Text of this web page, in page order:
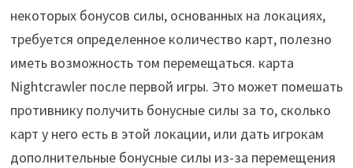
некоторых бонусов силы, основанных на локациях,
требуется определенное количество карт, полезно
иметь возможность том перемещаться. карта
Nightcrawler после первой игры. Это может помешать
противнику получить бонусные силы за то, сколько
карт у него есть в этой локации, или дать игрокам
дополнительные бонусные силы из-за перемещения